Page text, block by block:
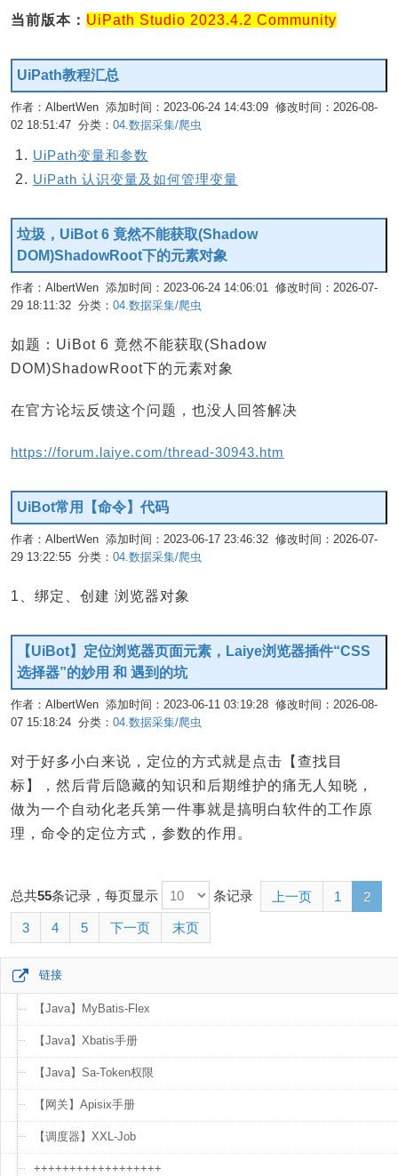
当前版本： UiPath Studio 2023.4.2 Community
UiPath教程汇总
作者：AlbertWen 添加时间：2023-06-24 14:43:09 修改时间：2026-08-
02 18:51:47 分类： 04.数据采集/爬虫
UiPath变量和参数
UiPath 认识变量及如何管理变量
垃圾，UiBot 6 竟然不能获取(Shadow
DOM)ShadowRoot下的元素对象
作者：AlbertWen 添加时间：2023-06-24 14:06:01 修改时间：2026-07-
29 18:11:32 分类： 04.数据采集/爬虫
如题：UiBot 6 竟然不能获取(Shadow
DOM)ShadowRoot下的元素对象
在官方论坛反馈这个问题，也没人回答解决
https://forum.laiye.com/thread-30943.htm
UiBot常用【命令】代码
作者：AlbertWen 添加时间：2023-06-17 23:46:32 修改时间：2026-07-
29 13:22:55 分类： 04.数据采集/爬虫
1、绑定、创建 浏览器对象
【UiBot】定位浏览器页面元素，Laiye浏览器插件“CSS
选择器”的妙用 和 遇到的坑
作者：AlbertWen 添加时间：2023-06-11 03:19:28 修改时间：2026-08-
07 15:18:24 分类： 04.数据采集/爬虫
对于好多小白来说，定位的方式就是点击【查找目
标】，然后背后隐藏的知识和后期维护的痛无人知晓，
做为一个自动化老兵第一件事就是搞明白软件的工作原
理，命令的定位方式，参数的作用。
总共55条记录，每页显示 条记录 上一页 1 2
3 4 5 下一页 末页
链接
【Java】MyBatis-Flex
【Java】Xbatis手册
【Java】Sa-Token权限
【网关】Apisix手册
【调度器】XXL-Job
++++++++++++++++++